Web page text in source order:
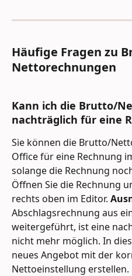
Häufige Fragen zu
Nettorechnungen
Kann ich die Brutto/
nachträglich für eine
Sie können die Brutto/
Office für eine Rechnung
solange die Rechnung
Öffnen Sie die Rechnung
rechts oben im Editor.
Abschlagsrechnung aus
weitergeführt, ist eine
nicht mehr möglich. In
neues Angebot mit der
Nettoeinstellung erstellen.